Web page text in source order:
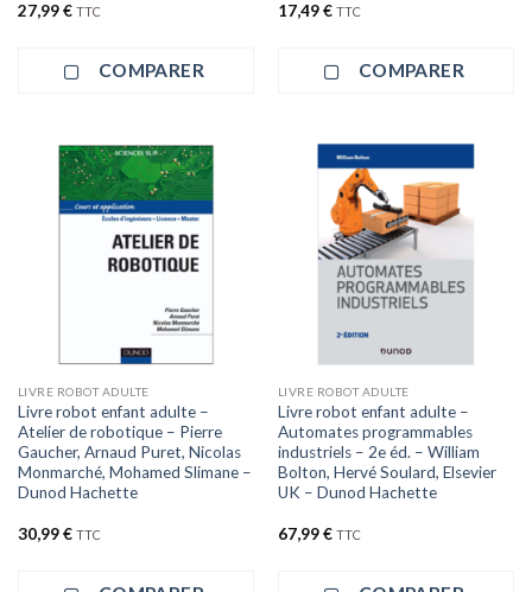
27,99€ TTC
COMPARER
17,49€ TTC
COMPARER
LIVRE ROBOT ADULTE
Livre robot enfant adulte –
Atelier de robotique – Pierre
Gaucher, Arnaud Puret, Nicolas
Monmarché, Mohamed Slimane –
Dunod Hachette
30,99€ TTC
LIVRE ROBOT ADULTE
Livre robot enfant adulte –
Automates programmables
industriels – 2e éd. – William
Bolton, Hervé Soulard, Elsevier
UK – Dunod Hachette
67,99€ TTC